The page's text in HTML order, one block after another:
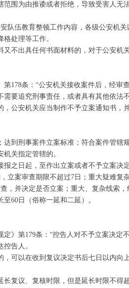
范围为由推诿或者拒绝，导致受害人
队伍教育整顿工作内容，各级公安机
处理等工作。
不出具任何书面材料的，对于公安机
第178条：“公安机关接收案件后，经
要追究刑事责任，或者具有其他依法
，公安机关应当制作不予立案通知书
达到刑事案件立案标准；符合案件管
关指定管辖的。
报之日起，至作出立案或者不予立案
立案审查期限不超过7日；重大疑难
，并决定是否立案；重大、复杂线索
60日（俗称一延和二延）。
》第179条：“控告人对不予立案决
告人。
，可以在收到复议决定书后七日以内
复议、复核时限，但是延长时限不